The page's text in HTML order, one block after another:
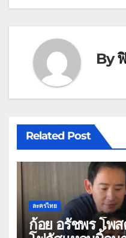
By
Related Post
ละครไทย
ก้อย อรัชพร โพ